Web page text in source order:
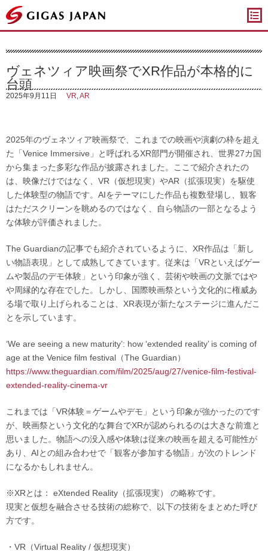
ギガスジャパン
ヴェネツィア映画祭でXR作品が本格的に
台頭
2025年9月11日 VR,AR
2025年のヴェネツィア映画祭で、これまでの映画や演劇の枠を超え
た「Venice Immersive」と呼ばれるXR部門が開催され、世界27カ国
から集まった多彩な作品が披露されました。ここで紹介されたの
は、映像だけではなく、VR（仮想現実）やAR（拡張現実）を駆使
した体験型の物語です。AIをテーマにした作品も複数登場し、観客
はただスクリーンを眺めるのではなく、自ら物語の一部となるよう
な体験が評価されました。
The Guardianの記事でも紹介されているように、XR作品は「新し
い物語表現」として成熟してきています。従来は「VRといえばゲー
ムや製品のデモ体験」という印象が強く、芸術や映画の文脈ではや
や周縁的な存在でした。しかし、国際映画祭という文化的に権威あ
る場で取り上げられることは、XR表現が新たなステージに進んだこ
とを示しています。
‘We are seeing a new maturity’: how ‘extended reality’ is coming of
age at the Venice film festival（The Guardian）
https://www.theguardian.com/film/2025/aug/27/venice-film-festival-
extended-reality-cinema-vr
これまでは「VR体験＝ゲームやデモ」という印象が強かったのです
が、映画祭という文化的な舞台でXRが認められるのは大きな前進と
思いました。物語への没入感や体験は従来の映画を超える可能性が
あり、AIとの組み合わせで「観客が参加する物語」が次のトレンド
になるかもしれません。
※XRとは： eXtended Reality（拡張現実） の略称です。
現実と仮想を融合させる技術の総称で、以下の技術をまとめた呼び
方です。
・VR（Virtual Reality / 仮想現実）